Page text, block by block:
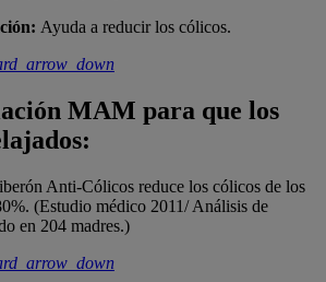
Ayuda a reducir los cólicos.
MAM para que los
Anti-Cólicos reduce los cólicos de los
(Estudio médico 2011/ Análisis de
en 204 madres.)